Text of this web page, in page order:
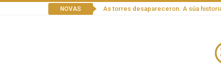
NOVAS As torres desapareceron. A súa